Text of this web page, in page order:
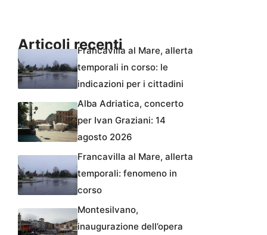
Articoli recentiFrancavilla al Mare, allerta
temporali in corso: le
indicazioni per i cittadini
Alba Adriatica, concerto
per Ivan Graziani: 14
agosto 2026
Francavilla al Mare, allerta
temporali: fenomeno in
corso
Montesilvano,
inaugurazione dell’opera